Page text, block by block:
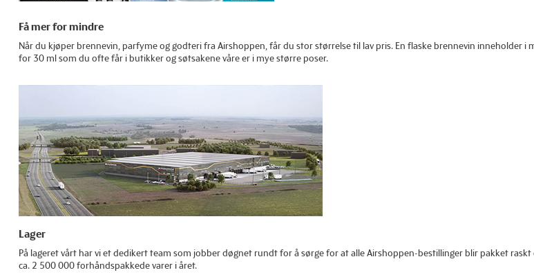
Få mer for mindre
Når du kjøper brennevin, parfyme og godteri fra Airshoppen, får du stor størrelse til lav pris. En flaske brennevin
for 30 ml som du ofte får i butikker og søtsakene våre er i mye større poser.
Lager
På lageret vårt har vi et dedikert team som jobber døgnet rundt for å sørge for at alle Airshoppen-bestillinger blir pakket
ca. 2 500 000 forhåndspakkede varer i året.